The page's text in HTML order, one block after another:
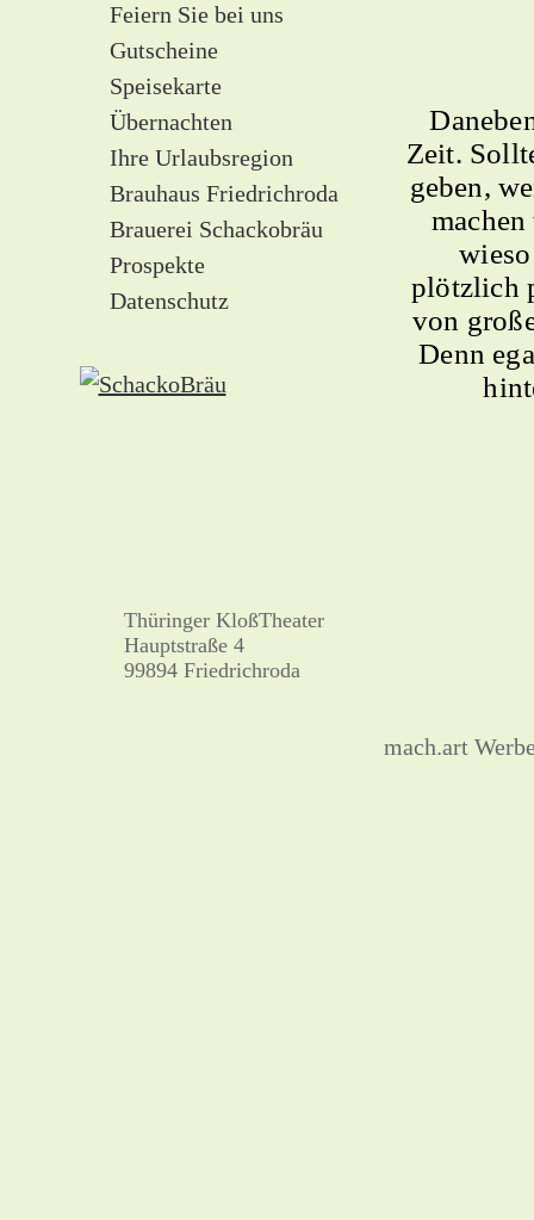
Feiern Sie bei uns
Gutscheine
Speisekarte
Übernachten
Ihre Urlaubsregion
Brauhaus Friedrichroda
Brauerei Schackobräu
Prospekte
Datenschutz
Zeit.
geben,
plötzlich
von
Denn
Thüringer KloßTheater
Hauptstraße 4
99894 Friedrichroda
mach.art